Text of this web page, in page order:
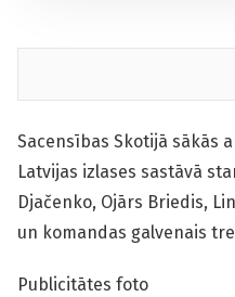
Sacensības Skotijā sākās
Latvijas izlases sastāvā
Djačenko, Ojārs Briedis,
un komandas galvenais
Publicitātes foto